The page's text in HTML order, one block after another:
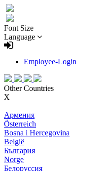
Font Size
Language
Employee-Login
Other Countries
X
Армения
Österreich
Bosna i Hercegovina
België
България
Norge
Белоруссия